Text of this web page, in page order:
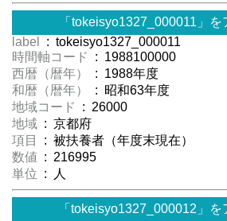
「tokeisyo1327_000011」を
label
: tokeisyo1327_000011
時間軸コード
: 1988100000
西暦（暦年）
: 1988年度
和暦（暦年）
: 昭和63年度
地域コード
: 26000
地域 : 京都府
項目
: 被扶養者（年度末現在）
数値 : 216995
単位 : 人
「tokeisyo1327_000012」を